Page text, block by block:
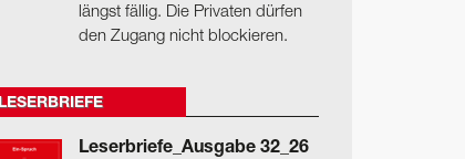
längst fällig. Die Privaten dürfen
den Zugang nicht blockieren.
LESERBRIEFE
Leserbriefe_Ausgabe 32_26